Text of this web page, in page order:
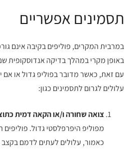
תסמינים אפשריים
במרבית המקרים, פוליפים בקיבה אינם
באופן מקרי במהלך בדיקה אנדוסקופית
עם זאת, כאשר מדובר בפוליפ גדול או אם
עלולים לגרום לתסמינים כגון:
צואה שחורה ו/או הקאה דמית
מפוליפ היפרפלסטי גדול. פוליפים
כאמור, עלולים לעתים לדמם בקצב